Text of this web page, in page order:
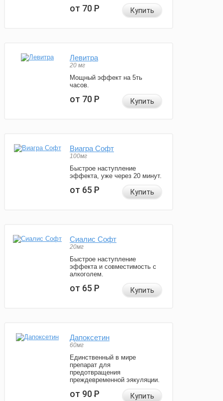
от 70Р Купить
Левитра
20 мг
Мощный эффект на 5ть
часов.
от 70Р Купить
Виагра Софт
100мг
Быстрое наступление
эффекта, уже через 20 минут.
от 65Р Купить
Сиалис Софт
20мг
Быстрое наступление
эффекта и совместимость с
алкоголем.
от 65Р Купить
Дапоксетин
60мг
Единственный в мире
препарат для
предотвращения
преждевременной эякуляции.
от 90Р Купить